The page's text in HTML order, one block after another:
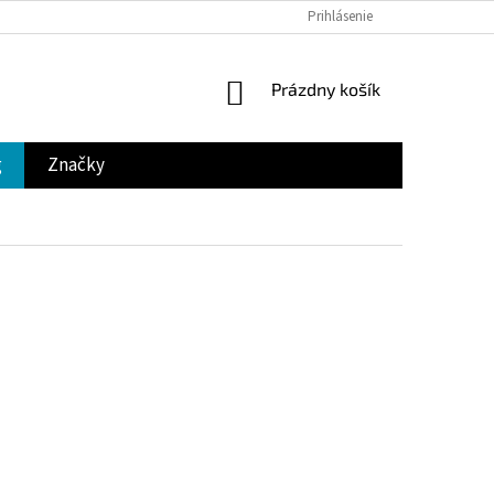
Prihlásenie
NÁKUPNÝ
Prázdny košík
Značky